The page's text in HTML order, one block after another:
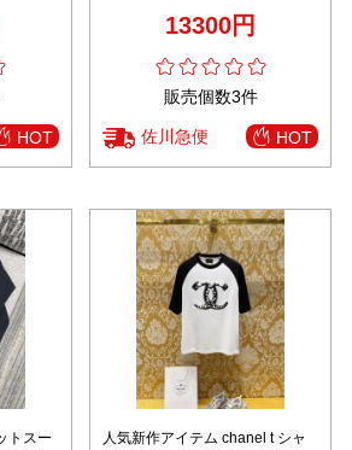
HOT
13300円
販売個数3件
佐川急便 HOT
トスー
人気新作アイテム chanel t シャ